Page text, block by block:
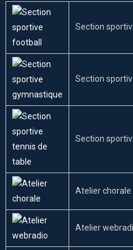
Section
Section
Section
Atelier chorale
Atelier